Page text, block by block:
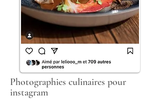
Photographies culinaires pour
instagram